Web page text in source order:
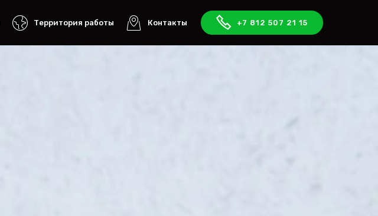
Территория работы Контакты +7 812 507 21 15